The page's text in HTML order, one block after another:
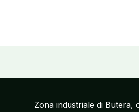
Zona industriale di Butera,